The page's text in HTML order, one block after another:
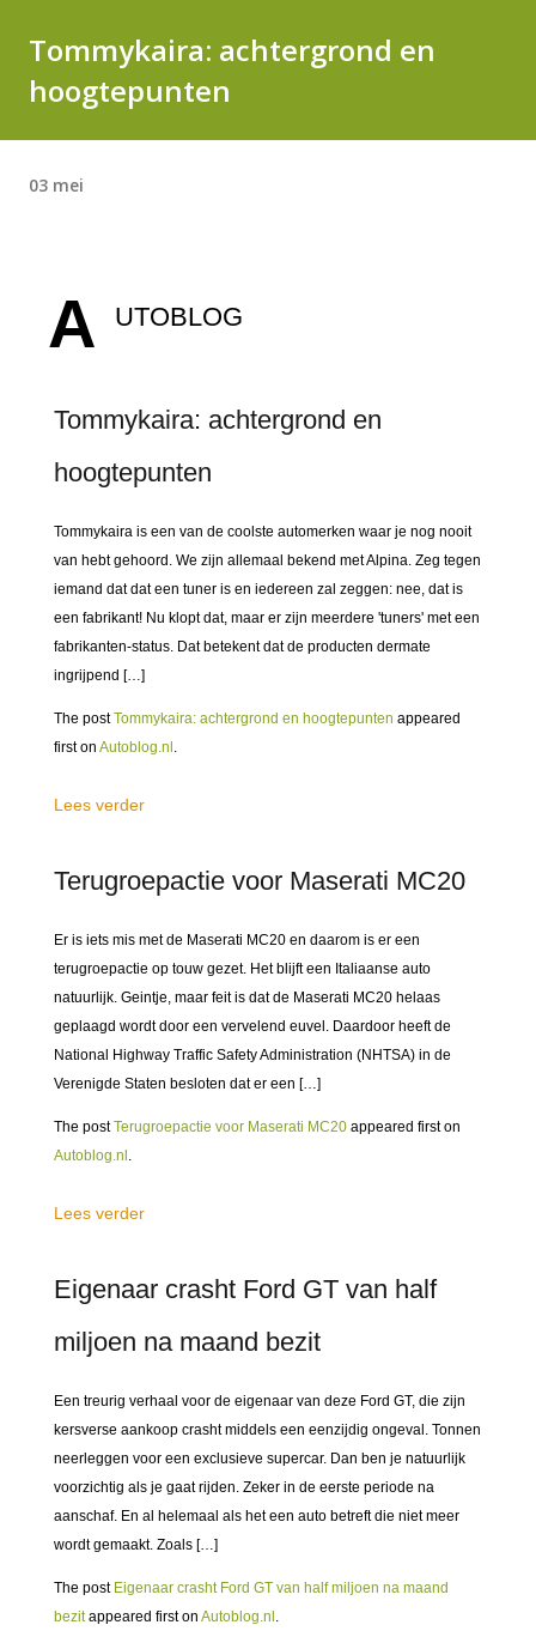
Tommykaira: achtergrond en
hoogtepunten
03 mei
A UTOBLOG
Tommykaira: achtergrond en
hoogtepunten
Tommykaira is een van de coolste automerken waar je nog nooit
van hebt gehoord. We zijn allemaal bekend met Alpina. Zeg tegen
iemand dat dat een tuner is en iedereen zal zeggen: nee, dat is
een fabrikant! Nu klopt dat, maar er zijn meerdere 'tuners' met een
fabrikanten-status. Dat betekent dat de producten dermate
ingrijpend […]
The postTommykaira: achtergrond en hoogtepunten appeared
first on Autoblog.nl .
Lees verder
Terugroepactie voor Maserati MC20
Er is iets mis met de Maserati MC20 en daarom is er een
terugroepactie op touw gezet. Het blijft een Italiaanse auto
natuurlijk. Geintje, maar feit is dat de Maserati MC20 helaas
geplaagd wordt door een vervelend euvel. Daardoor heeft de
National Highway Traffic Safety Administration (NHTSA) in de
Verenigde Staten besloten dat er een […]
The postTerugroepactie voor Maserati MC20 appeared first on
Autoblog.nl .
Lees verder
Eigenaar crasht Ford GT van half
miljoen na maand bezit
Een treurig verhaal voor de eigenaar van deze Ford GT, die zijn
kersverse aankoop crasht middels een eenzijdig ongeval. Tonnen
neerleggen voor een exclusieve supercar. Dan ben je natuurlijk
voorzichtig als je gaat rijden. Zeker in de eerste periode na
aanschaf. En al helemaal als het een auto betreft die niet meer
wordt gemaakt. Zoals […]
The post Eigenaar crasht Ford GT van half miljoen na maand
bezitappeared first on Autoblog.nl .